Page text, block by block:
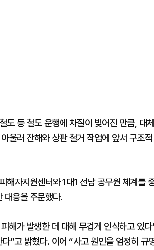
도 등 철도 운행에 차질이 빚어진 만큼, 대
울러 잔해와 상판 철거 작업에 앞서 구조
해자지원센터와 1대1 전담 공무원 체계를
대응을 주문했다.
해가 발생한 데 대해 무겁게 인식하고 있다
”고 밝혔다. 이어 “사고 원인을 엄정히 규